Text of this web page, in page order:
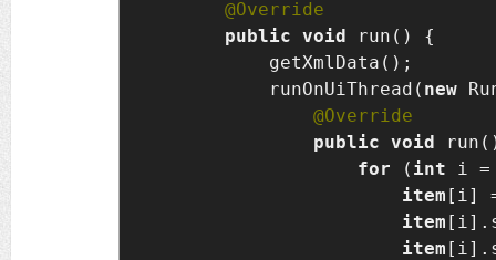
public void
run() {
            getXmlData();
            runOnUiThread(
new
public void
for
( int i
item [i]
item
item